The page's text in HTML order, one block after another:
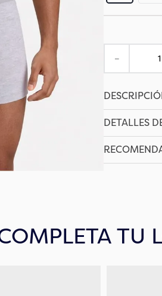
－
DETALLES
TU